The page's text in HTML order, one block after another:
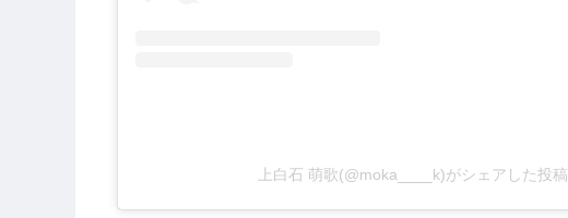
上白石 萌歌(@moka____k)がシェアした投稿